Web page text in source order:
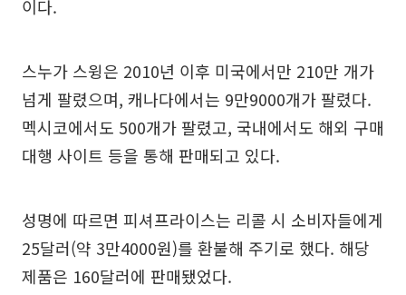
이다.
스누가 스윙은 2010년 이후 미국에서만 210만 개가
넘게 팔렸으며, 캐나다에서는 9만9000개가 팔렸다.
멕시코에서도 500개가 팔렸고, 국내에서도 해외 구매
대행 사이트 등을 통해 판매되고 있다.
성명에 따르면 피셔프라이스는 리콜 시 소비자들에게
25달러(약 3만4000원)를 환불해 주기로 했다. 해당
제품은 160달러에 판매됐었다.